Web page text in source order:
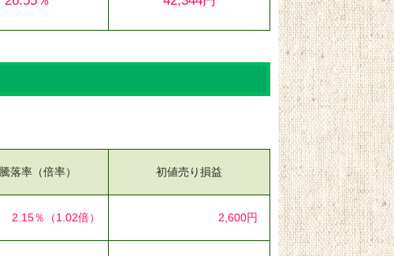
騰落率（倍率） 初値売り損益
2.15％ （1.02倍） 2,600円